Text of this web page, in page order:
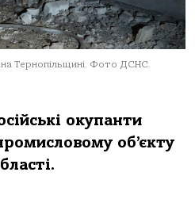
на Тернопільщині. Фото ДСНС.
oкупaнти
oб’єкту